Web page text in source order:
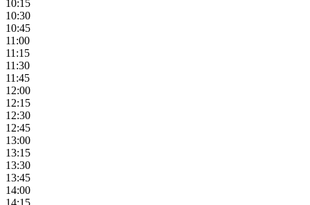
10:15
10:30
10:45
11:00
11:15
11:30
11:45
12:00
12:15
12:30
12:45
13:00
13:15
13:30
13:45
14:00
14:15